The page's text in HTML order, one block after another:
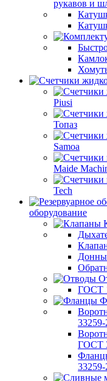
рукавов и
Piusi
Топаз
Samoa
Maide
Tech
оборудование
ГОСТ
ГОСТ